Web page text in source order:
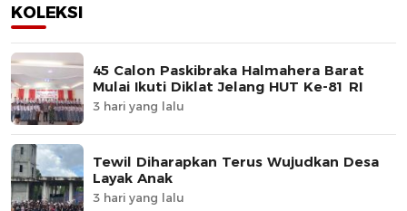
KOLEKSI
45 Calon Paskibraka Halmahera Barat
Mulai Ikuti Diklat Jelang HUT Ke-81 RI
3 hari yang lalu
Tewil Diharapkan Terus Wujudkan Desa
Layak Anak
3 hari yang lalu